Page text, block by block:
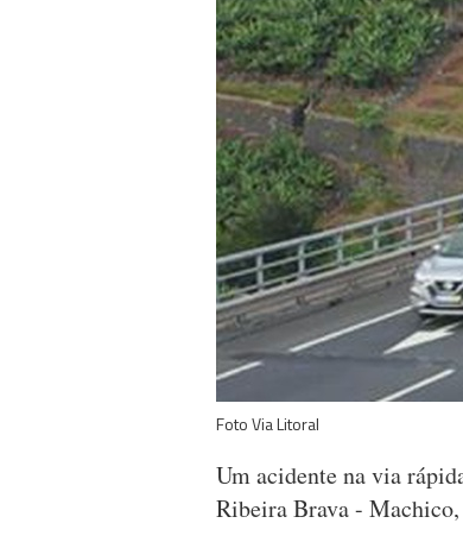
Foto Via Litoral
Um acidente na via
Ribeira Brava -